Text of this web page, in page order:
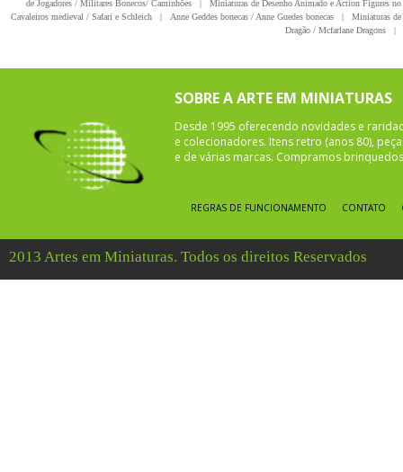
de Jogadores / Militares Bonecos/ Caminhões
|
Miniaturas de Desenho Animado e Action Figures
Cavaleiros medieval / Safari e Schleich
| Anne Geddes bonecas / Anne Guedes bonecas |
Miniaturas
Dragão / Mcfarlane Dragons
|
SOBRE A ARTE EM MINIATURAS
Desde 1995 oferecendo novidades e
e colecionadores. Itens retro (anos 80),
e de várias marcas. Compramos
REGRAS DE FUNCIONAMENTO CONTATO
2013 Artes em Miniaturas. Todos os direitos Reservados